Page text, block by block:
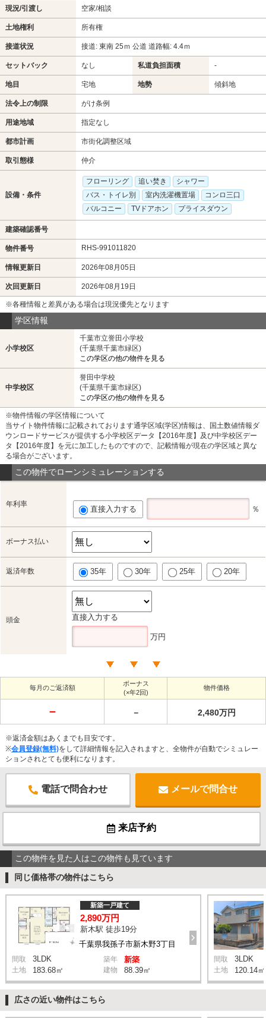
現況/引渡し 空家/相談
土地権利 所有権
接道状況 接道: 東南 25ｍ 公道 道路幅: 4.4ｍ
セットバック なし 私道負担面積 -
地目 宅地 地勢 傾斜地
法令上の制限 がけ条例
用途地域 指定なし
都市計画 市街化調整区域
取引態様 仲介
設備・条件
フローリング 追い焚き
シャワー
バス・トイレ別
室内洗濯機置場
コンロ三口
バルコニー
TVドアホン プライスダウン
建築確認番号
物件番号 RHS-991011820
情報更新日 2026年08月05日
次回更新日 2026年08月19日
※各種情報と差異がある場合は現況優先となります
学区情報
小学校区
千葉市立誉田小学校
(千葉県千葉市緑区)
この学区の他の物件を見る
中学校区
誉田中学校
(千葉県千葉市緑区)
この学区の他の物件を見る
※物件情報の学区情報について
当サイト物件情報に記載されております通学区域(学区)情報は、国土数値情報ダ
ウンロードサービスが提供する小学校区データ【2016年度】及び中学校区デー
タ【2016年度】を元に加工したものですので、記載情報が現在の学区域と異な
る場合がございます。
この物件でローンシミュレーションする
年利率
直接入力する ％
ボーナス払い
返済年数 35年 30年 25年 20年
頭金 直接入力する
万円
毎月のご返済額
ボーナス
(×年2回)
物件価格
－ － 2,480万円
※返済金額はあくまでも目安です。
※会員登録(無料)をして詳細情報を記入されますと、全物件が自動でシミュレー
ションされとても便利になります。
電話で問合わせ メールで問合せ
来店予約
この物件を見た人はこの物件も見ています
同じ価格帯の物件はこちら
千葉県我孫子市新木野3丁目
新築一戸建て
2,890万円
新木駅 徒歩19分
間取 3LDK 築年 新築
土地 183.68㎡ 建物 88.39㎡
間取 3LDK
土地 120.14㎡
広さの近い物件はこちら